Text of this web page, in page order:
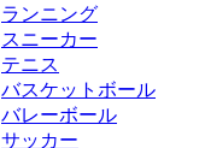
ランニング
スニーカー
テニス
バスケットボール
バレーボール
サッカー